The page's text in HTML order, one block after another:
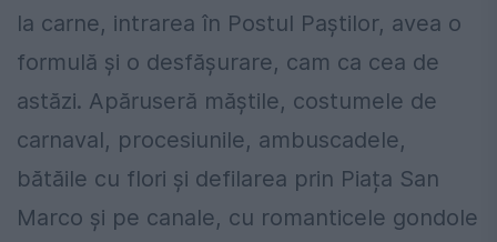
la carne, intrarea în Postul Paștilor, avea o
formulă și o desfășurare, cam ca cea de
astăzi. Apăruseră măștile, costumele de
carnaval, procesiunile, ambuscadele,
bătăile cu flori și defilarea prin Piața San
Marco și pe canale, cu romanticele gondole